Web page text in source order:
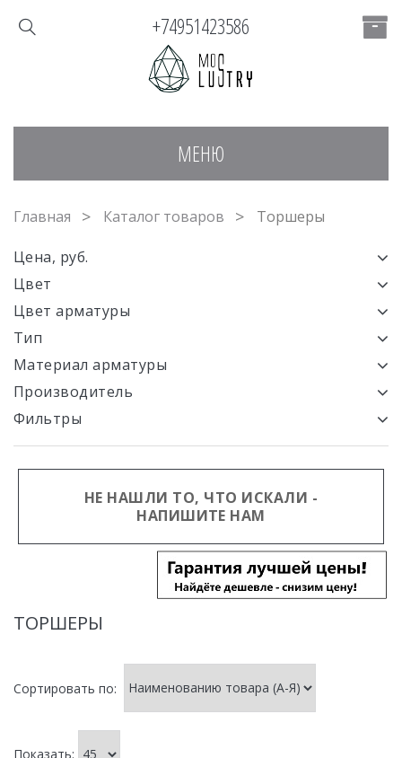
МЕНЮ
+74951423586
Главная Каталог товаров Торшеры
Цена, руб.
Цвет
Цвет арматуры
Тип
Материал арматуры
Производитель
Фильтры
НЕ НАШЛИ ТО, ЧТО ИСКАЛИ -
НАПИШИТЕ НАМ
ТОРШЕРЫ
Сортировать по:
Показать: